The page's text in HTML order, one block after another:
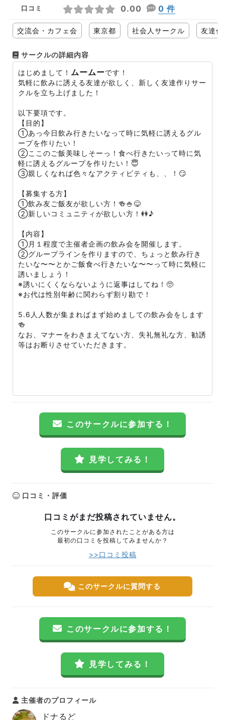
口コミ 0.00 0 件
交流会・カフェ会 東京都 社会人サークル 友達作
サークルの詳細内容
はじめまして！ ムームーです！
気軽に飲みに誘える友達が欲しく、新しく友達作りサー
クルを立ち上げました！
以下要項です。
【目的】
①あっ今日飲み行きたいなって時に気軽に誘えるグル
ープを作りたい！
②ここのご飯美味しそーっ！食べ行きたいって時に気
軽に誘えるグループを作りたい！😇
③親しくなれば色々なアクティビティも、、！😏
【募集する方】
①飲み友ご飯友が欲しい方！🍻🍚😋
②新しいコミュニティが欲しい方！👭♪
【内容】
①月１程度で主催者企画の飲み会を開催します。
②グループラインを作りますので、ちょっと飲み行き
たいな〜〜とかご飯食べ行きたいな〜〜って時に気軽に
誘いましょう！
※誘いにくくならないように返事はしてね！🥺
※お代は性別年齢に関わらず割り勘で！
5.6人人数が集まればまず始めましての飲み会をします
🍻
なお、マナーをわきまえてない方、失礼無礼な方、勧誘
等はお断りさせていただきます。
このサークルに参加する！
見学してみる！
口コミ・評価
口コミがまだ投稿されていません。
このサークルに参加されたことがある方は
最初の口コミを投稿してみませんか？
>>口コミ投稿
このサークルに質問する
このサークルに参加する！
見学してみる！
主催者のプロフィール
ドナるど